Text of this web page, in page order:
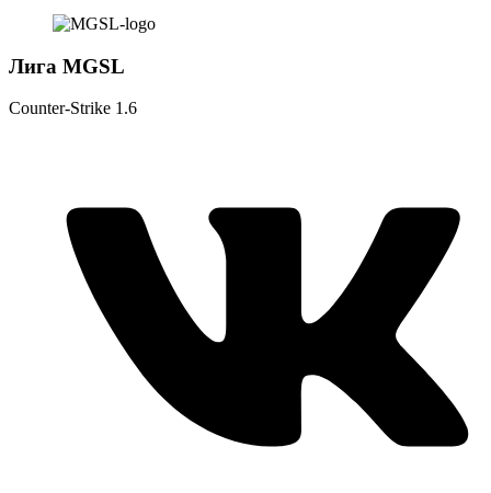
Лига MGSL
Counter-Strike 1.6